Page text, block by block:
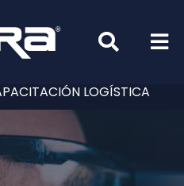
LOGÍSTICA